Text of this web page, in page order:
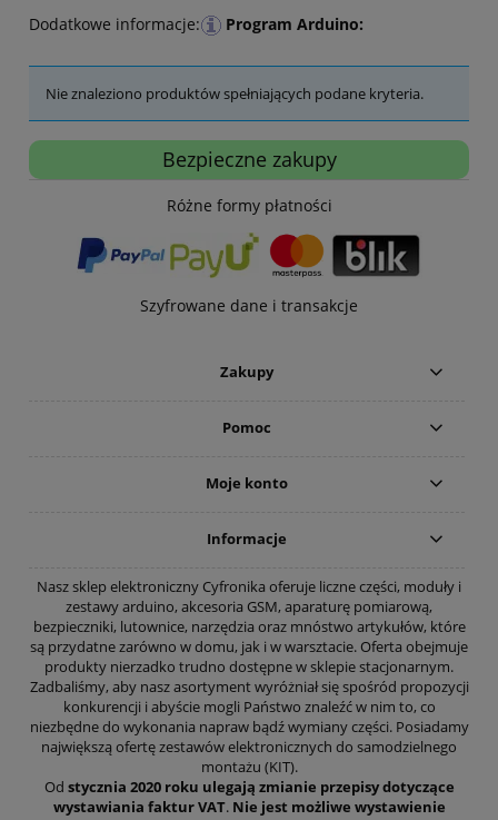
Dodatkowe informacje:
Program Arduino:
Nie znaleziono produktów spełniających podane kryteria.
Bezpieczne zakupy
Różne formy płatności
Szyfrowane dane i transakcje
Zakupy
Pomoc
Moje konto
Informacje
Nasz sklep elektroniczny Cyfronika oferuje liczne części, moduły i
zestawy arduino, akcesoria GSM, aparaturę pomiarową,
bezpieczniki, lutownice, narzędzia oraz mnóstwo artykułów, które
są przydatne zarówno w domu, jak i w warsztacie. Oferta obejmuje
produkty nierzadko trudno dostępne w sklepie stacjonarnym.
Zadbaliśmy, aby nasz asortyment wyróżniał się spośród propozycji
konkurencji i abyście mogli Państwo znaleźć w nim to, co
niezbędne do wykonania napraw bądź wymiany części. Posiadamy
największą ofertę zestawów elektronicznych do samodzielnego
montażu (KIT).
Od stycznia 2020 roku ulegają zmianie przepisy dotyczące
wystawiania faktur VAT. Nie jest możliwe wystawienie